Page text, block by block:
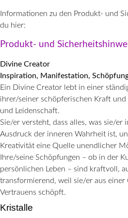
Informationen zu den Produkt- und
du hier:
Produkt- und
Divine Creator
Inspiration, Manifestation,
Ein Divine Creator lebt in einer
ihrer/seiner schöpferischen Kraft
und Leidenschaft.
Sie/er versteht, dass alles, was sie/er
Ausdruck der inneren Wahrheit ist,
Kreativität eine Quelle unendlicher
Ihre/seine Schöpfungen – ob in der
persönlichen Leben – sind kraftvoll,
transformierend, weil sie/er aus einer
Vertrauens schöpft.
Kristalle